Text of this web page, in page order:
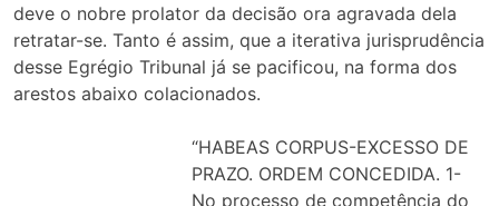
deve o nobre prolator da decisão ora agravada dela
retratar-se. Tanto é assim, que a iterativa jurisprudência
desse Egrégio Tribunal já se pacificou, na forma dos
arestos abaixo colacionados.
“HABEAS CORPUS-EXCESSO DE
PRAZO. ORDEM CONCEDIDA. 1-
No processo de competência do